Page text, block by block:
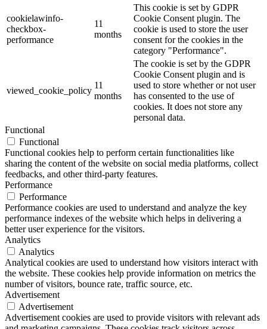
cookielawinfo-
checkbox-
performance
11
months
This cookie is set by GDPR
Cookie Consent plugin. The
cookie is used to store the user
consent for the cookies in the
category "Performance".
viewed_cookie_policy
11
months
The cookie is set by the GDPR
Cookie Consent plugin and is
used to store whether or not user
has consented to the use of
cookies. It does not store any
personal data.
Functional
Functional
Functional cookies help to perform certain functionalities like
sharing the content of the website on social media platforms, collect
feedbacks, and other third-party features.
Performance
Performance
Performance cookies are used to understand and analyze the key
performance indexes of the website which helps in delivering a
better user experience for the visitors.
Analytics
Analytics
Analytical cookies are used to understand how visitors interact with
the website. These cookies help provide information on metrics the
number of visitors, bounce rate, traffic source, etc.
Advertisement
Advertisement
Advertisement cookies are used to provide visitors with relevant ads